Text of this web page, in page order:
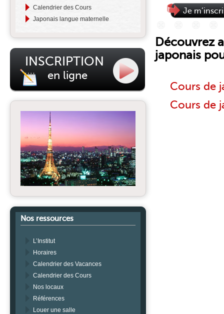
Calendrier des Cours
Japonais langue maternelle
INSCRIPTION
en ligne
Nos ressources
L’Institut
Horaires
Calendrier des Vacances
Calendrier des Cours
Nos locaux
Références
Louer une salle
Je
Découvrez
japonais
Cours de
Cours de